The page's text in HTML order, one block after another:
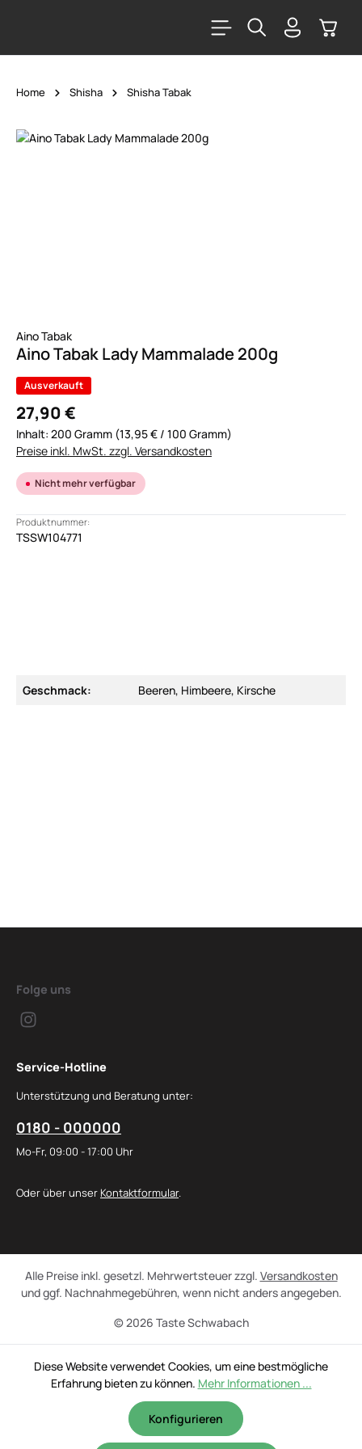
Home Shisha Shisha Tabak
Bildergalerie überspringen
Aino Tabak
Aino Tabak Lady Mammalade 200g
Ausverkauft
27,90 €
Inhalt: 200 Gramm (13,95 € / 100 Gramm)
Preise inkl. MwSt. zzgl. Versandkosten
Nicht mehr verfügbar
Produktnummer:
TSSW104771
Geschmack: Beeren, Himbeere, Kirsche
Folge uns
Service-Hotline
Unterstützung und Beratung unter:
0180 - 000000
Mo-Fr, 09:00 - 17:00 Uhr
Oder über unser Kontaktformular.
© 2026 Taste Schwabach
Alle Preise inkl. gesetzl. Mehrwertsteuer zzgl. Versandkosten
und ggf. Nachnahmegebühren, wenn nicht anders angegeben.
Diese Website verwendet Cookies, um eine bestmögliche
Erfahrung bieten zu können. Mehr Informationen ...
Konfigurieren